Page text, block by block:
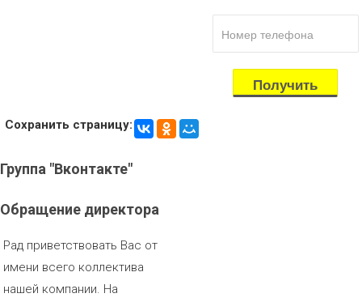
Сохранить страницу:
Группа "Вконтакте"
Обращение директора
Рад приветствовать Вас от
имени всего коллектива
нашей компании. На